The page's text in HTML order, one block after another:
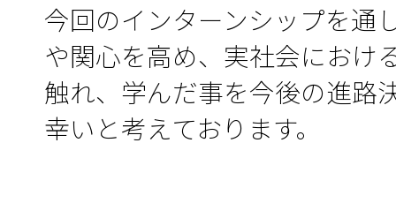
今回のインターンシップを通
や関心を高め、実社会におけ
触れ、学んだ事を今後の進路
幸いと考えております。